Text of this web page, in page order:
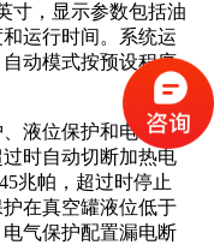
寸，显示参数包括油
运行时间。系统运
动模式按预设程序
液位保护和电气保
时自动切断加热电
兆帕，超过时停止
在真空罐液位低于
气保护配置漏电断